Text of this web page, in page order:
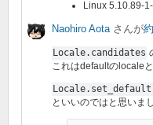
Linux 5.10.89-
Naohiro Aota さんが
Locale.candidates
これはdefaultのlocale
といいのではと思いま